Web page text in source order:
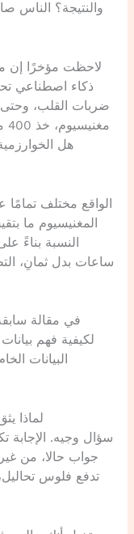
والنتيجة؟
لاحظت مؤخرًا إن
ذكاء اصطناعي
ضربات القلب،
هل
الواقع مختلف
المغنيسيوم ما
النسبة بناءً
ساعات بدل ثمانِ،
في مقالة
لكيفية فهم
البيانات
لماذا
سؤال وجيه. الإجابة
جواب حالا، من
تدفع فلوس